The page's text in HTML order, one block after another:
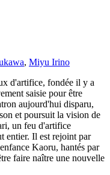
, Miyu Irino
d'artifice, fondée il y a
saisie pour être
aujourd'hui disparu,
et poursuit la vision de
un feu d'artifice
entier. Il est rejoint par
Kaoru, hantés par
faire naître une nouvelle